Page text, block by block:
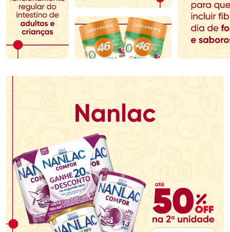
Comprar sem Desconto
Por R$ 70,79/cada
Comprar sem Desconto
Por R$ 70,79/cada
Comprar sem Desconto
Por R$ 107,99/cada
Comprar sem Desconto
Por R$ 107,99/cada